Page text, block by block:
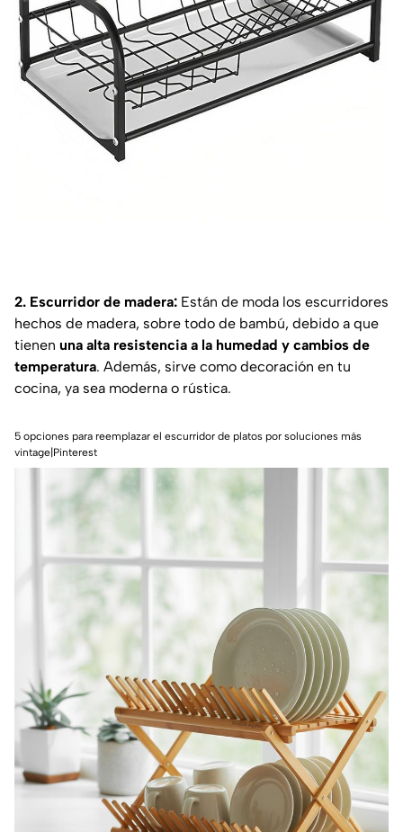
2. Escurridor de madera: Están de moda los escurridores
hechos de madera, sobre todo de bambú, debido a que
tienen una alta resistencia a la humedad y cambios de
temperatura. Además, sirve como decoración en tu
cocina, ya sea moderna o rústica.
5 opciones para reemplazar el escurridor de platos por soluciones más
vintage|Pinterest